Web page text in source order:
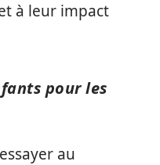
à leur impact
pour les
au